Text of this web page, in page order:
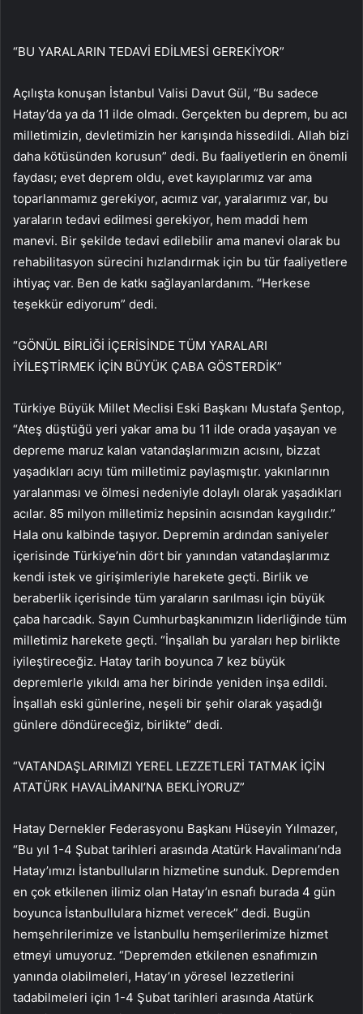
“BU YARALARIN TEDAVİ EDİLMESİ GEREKİYOR”
Açılışta konuşan İstanbul Valisi Davut Gül, “Bu sadece
Hatay’da ya da 11 ilde olmadı. Gerçekten bu deprem, bu acı
milletimizin, devletimizin her karışında hissedildi. Allah bizi
daha kötüsünden korusun” dedi. Bu faaliyetlerin en önemli
faydası; evet deprem oldu, evet kayıplarımız var ama
toparlanmamız gerekiyor, acımız var, yaralarımız var, bu
yaraların tedavi edilmesi gerekiyor, hem maddi hem
manevi. Bir şekilde tedavi edilebilir ama manevi olarak bu
rehabilitasyon sürecini hızlandırmak için bu tür faaliyetlere
ihtiyaç var. Ben de katkı sağlayanlardanım. “Herkese
teşekkür ediyorum” dedi.
“GÖNÜL BİRLİĞİ İÇERİSİNDE TÜM YARALARI
İYİLEŞTİRMEK İÇİN BÜYÜK ÇABA GÖSTERDİK”
Türkiye Büyük Millet Meclisi Eski Başkanı Mustafa Şentop,
“Ateş düştüğü yeri yakar ama bu 11 ilde orada yaşayan ve
depreme maruz kalan vatandaşlarımızın acısını, bizzat
yaşadıkları acıyı tüm milletimiz paylaşmıştır. yakınlarının
yaralanması ve ölmesi nedeniyle dolaylı olarak yaşadıkları
acılar. 85 milyon milletimiz hepsinin acısından kaygılıdır.”
Hala onu kalbinde taşıyor. Depremin ardından saniyeler
içerisinde Türkiye’nin dört bir yanından vatandaşlarımız
kendi istek ve girişimleriyle harekete geçti. Birlik ve
beraberlik içerisinde tüm yaraların sarılması için büyük
çaba harcadık. Sayın Cumhurbaşkanımızın liderliğinde tüm
milletimiz harekete geçti. “İnşallah bu yaraları hep birlikte
iyileştireceğiz. Hatay tarih boyunca 7 kez büyük
depremlerle yıkıldı ama her birinde yeniden inşa edildi.
İnşallah eski günlerine, neşeli bir şehir olarak yaşadığı
günlere döndüreceğiz, birlikte” dedi.
“VATANDAŞLARIMIZI YEREL LEZZETLERİ TATMAK İÇİN
ATATÜRK HAVALİMANI’NA BEKLİYORUZ”
Hatay Dernekler Federasyonu Başkanı Hüseyin Yılmazer,
“Bu yıl 1-4 Şubat tarihleri ​​arasında Atatürk Havalimanı’nda
Hatay’ımızı İstanbulluların hizmetine sunduk. Depremden
en çok etkilenen ilimiz olan Hatay’ın esnafı burada 4 gün
boyunca İstanbullulara hizmet verecek” dedi. Bugün
hemşehrilerimize ve İstanbullu hemşerilerimize hizmet
etmeyi umuyoruz. “Depremden etkilenen esnafımızın
yanında olabilmeleri, Hatay’ın yöresel lezzetlerini
tadabilmeleri için 1-4 Şubat tarihleri ​​arasında Atatürk